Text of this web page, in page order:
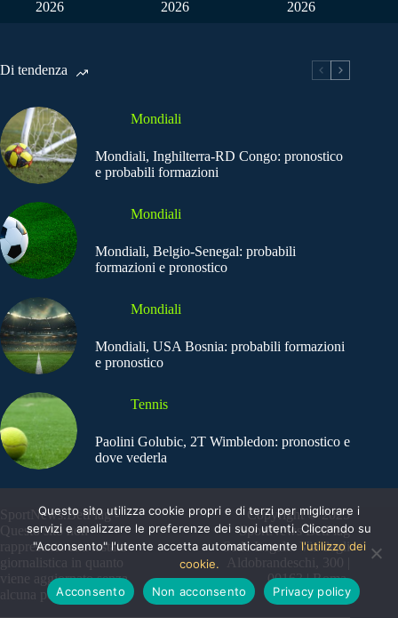
2026
2026
2026
Di tendenza
Mondiali
Mondiali, Inghilterra-RD Congo: pronostico
e probabili formazioni
Mondiali
Mondiali, Belgio-Senegal: probabili
formazioni e pronostico
Mondiali
Mondiali, USA Bosnia: probabili formazioni
e pronostico
Tennis
Paolini Golubic, 2T Wimbledon: pronostico e
dove vederla
SportNews.BetFlag -
Questo sito non
rappresenta una testata
giornalistica in quanto
viene aggiornato senza
alcuna periodicità
Copyright © 2025
SportNews BetFlag
Sede Legale: Via degli
Aldobrandeschi, 300 |
00163 | Roma
Questo sito utilizza cookie propri e di terzi per migliorare i
servizi e analizzare le preferenze dei suoi utenti. Cliccando su
"Acconsento" l'utente accetta automaticamente l'utilizzo dei
cookie.
Acconsento
Non acconsento Privacy policy